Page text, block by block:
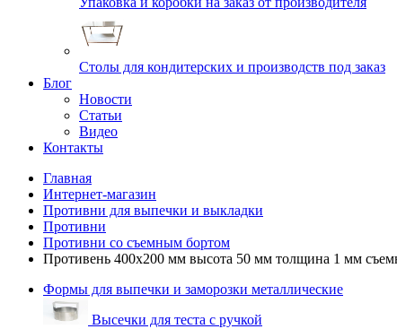
Cтолы для кондитерских и производств под заказ
Блог
Новости
Статьи
Видео
Контакты
Главная
Интернет-магазин
Противни для выпечки и выкладки
Противни
Противни со съемным бортом
Противень 400х200 мм высота 50 мм толщина 1 мм
Формы для выпечки и заморозки металлические
Высечки для теста с ручкой